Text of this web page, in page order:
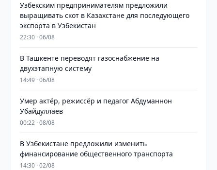
Узбекским предпринимателям предложили
выращивать скот в Казахстане для последующего
экспорта в Узбекистан
22:30 · 06/08
В Ташкенте переводят газоснабжение на
двухэтапную систему
14:49 · 06/08
Умер актёр, режиссёр и педагог Абдуманнон
Убайдуллаев
00:22 · 08/08
В Узбекистане предложили изменить
финансирование общественного транспорта
14:30 · 02/08